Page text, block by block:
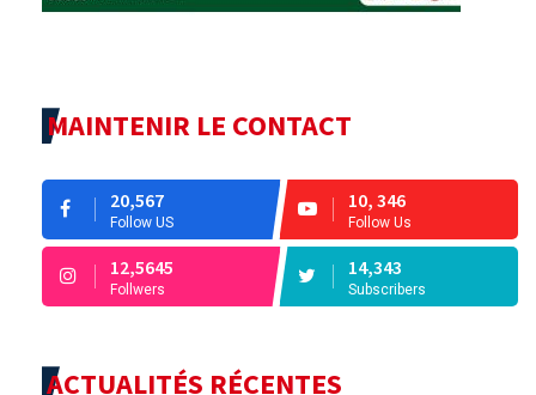
MAINTENIR LE CONTACT
20,567
Follow US
10, 346
Follow Us
12,5645
Follwers
14,343
Subscribers
ACTUALITÉS RÉCENTES